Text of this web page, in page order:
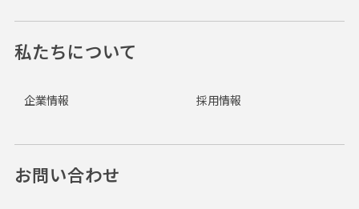
私たちについて
企業情報 採用情報
お問い合わせ